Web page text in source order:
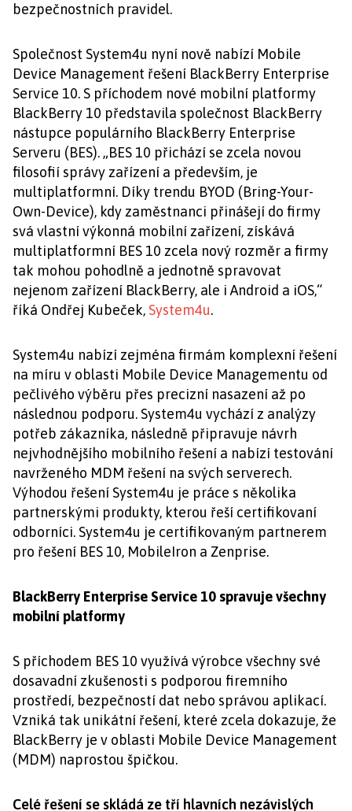
bezpečnostních pravidel.
Společnost System4u nyní nově nabízí Mobile
Device Management řešení BlackBerry Enterprise
Service 10. S příchodem nové mobilní platformy
BlackBerry 10 představila společnost BlackBerry
nástupce populárního BlackBerry Enterprise
Serveru (BES). „BES 10 přichází se zcela novou
filosofií správy zařízení a především, je
multiplatformní. Díky trendu BYOD (Bring-Your-
Own-Device), kdy zaměstnanci přinášejí do firmy
svá vlastní výkonná mobilní zařízení, získává
multiplatformní BES 10 zcela nový rozměr a firmy
tak mohou pohodlně a jednotně spravovat
nejenom zařízení BlackBerry, ale i Android a iOS,“
říká Ondřej Kubeček, System4u.
System4u nabízí zejména firmám komplexní řešení
na míru v oblasti Mobile Device Managementu od
pečlivého výběru přes precizní nasazení až po
následnou podporu. System4u vychází z analýzy
potřeb zákazníka, následně připravuje návrh
nejvhodnějšího mobilního řešení a nabízí testování
navrženého MDM řešení na svých serverech.
Výhodou řešení System4u je práce s několika
partnerskými produkty, kterou řeší certifikovaní
odborníci. System4u je certifikovaným partnerem
pro řešení BES 10, MobileIron a Zenprise.
BlackBerry Enterprise Service 10 spravuje všechny
mobilní platformy
S příchodem BES 10 využívá výrobce všechny své
dosavadní zkušenosti s podporou firemního
prostředí, bezpečností dat nebo správou aplikací.
Vzniká tak unikátní řešení, které zcela dokazuje, že
BlackBerry je v oblasti Mobile Device Management
(MDM) naprostou špičkou.
Celé řešení se skládá ze tří hlavních nezávislých